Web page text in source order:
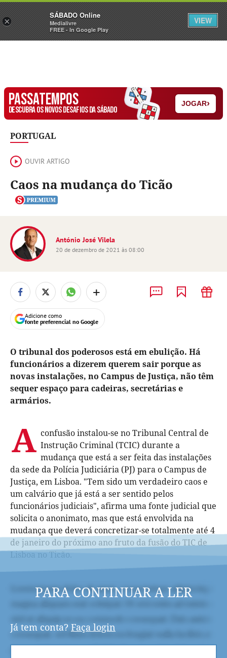
Sábado Assine Iniciar Sessão
PASSATEMPOS
DESCUBRA OS NOVOS DESAFIOS DA SÁBADO
JOGAR›
PORTUGAL
OUVIR ARTIGO
Caos na mudança do Ticão
António José Vilela
20 de dezembro de 2021 às 08:00
+
Adicione como
fonte preferencial no Google
O tribunal dos poderosos está em ebulição. Há
funcionários a dizerem querem sair porque as
novas instalações, no Campus de Justiça, não têm
sequer espaço para cadeiras, secretárias e
armários.
A confusão instalou-se no Tribunal Central de
Instrução Criminal (TCIC) durante a
mudança que está a ser feita das instalações
da sede da Polícia Judiciária (PJ) para o Campus de
Justiça, em Lisboa. "Tem sido um verdadeiro caos e
um calvário que já está a ser sentido pelos
funcionários judiciais", afirma uma fonte judicial que
solicita o anonimato, mas que está envolvida na
mudança que deverá concretizar-se totalmente até 4
de janeiro do próximo ano fruto da fusão do TIC de
Lisboa no Ticão.
PARA CONTINUAR A LER
Já tem conta? Faça login
×
SÁBADO Online
Medialivre
FREE - In Google Play
VIEW